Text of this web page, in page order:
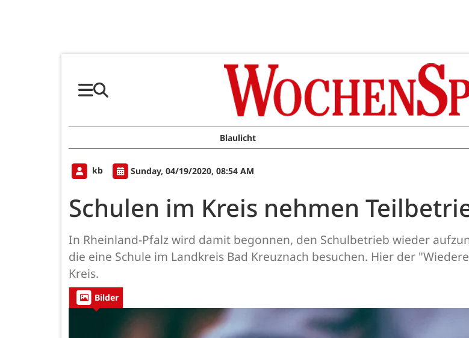
Blaulicht
kb Sunday, 04/19/2020, 08:54 AM
Schulen im Kreis nehmen
In Rheinland-Pfalz wird damit begonnen, den Schulbetrieb wieder
die eine Schule im Landkreis Bad Kreuznach besuchen. Hier der
Kreis.
Bilder